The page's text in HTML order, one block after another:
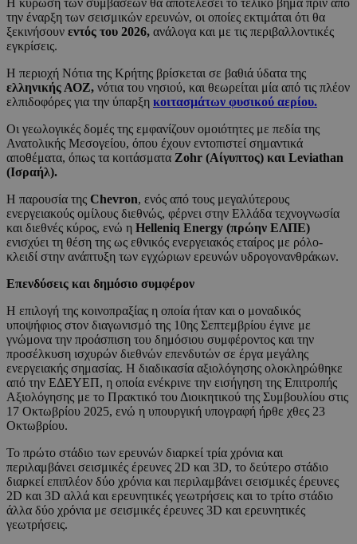
Η κύρωση των συμβάσεων θα αποτελέσει το τελικό βήμα πριν από
την έναρξη των σεισμικών ερευνών, οι οποίες εκτιμάται ότι θα
ξεκινήσουν εντός του 2026, ανάλογα και με τις περιβαλλοντικές
εγκρίσεις.
Η περιοχή Νότια της Κρήτης βρίσκεται σε βαθιά ύδατα της
ελληνικής ΑΟΖ, νότια του νησιού, και θεωρείται μία από τις πλέον
ελπιδοφόρες για την ύπαρξη κοιτασμάτων φυσικού αερίου.
Οι γεωλογικές δομές της εμφανίζουν ομοιότητες με πεδία της
Ανατολικής Μεσογείου, όπου έχουν εντοπιστεί σημαντικά
αποθέματα, όπως τα κοιτάσματα Zohr (Αίγυπτος) και Leviathan
(Ισραήλ).
Η παρουσία της Chevron, ενός από τους μεγαλύτερους
ενεργειακούς ομίλους διεθνώς, φέρνει στην Ελλάδα τεχνογνωσία
και διεθνές κύρος, ενώ η Helleniq Energy (πρώην ΕΛΠΕ)
ενισχύει τη θέση της ως εθνικός ενεργειακός εταίρος με ρόλο-
κλειδί στην ανάπτυξη των εγχώριων ερευνών υδρογονανθράκων.
Επενδύσεις και δημόσιο συμφέρον
Η επιλογή της κοινοπραξίας η οποία ήταν και ο μοναδικός
υποψήφιος στον διαγωνισμό της 10ης Σεπτεμβρίου έγινε με
γνώμονα την προάσπιση του δημόσιου συμφέροντος και την
προσέλκυση ισχυρών διεθνών επενδυτών σε έργα μεγάλης
ενεργειακής σημασίας. Η διαδικασία αξιολόγησης ολοκληρώθηκε
από την ΕΔΕΥΕΠ, η οποία ενέκρινε την εισήγηση της Επιτροπής
Αξιολόγησης με το Πρακτικό του Διοικητικού της Συμβουλίου στις
17 Οκτωβρίου 2025, ενώ η υπουργική υπογραφή ήρθε χθες 23
Οκτωβρίου.
Το πρώτο στάδιο των ερευνών διαρκεί τρία χρόνια και
περιλαμβάνει σεισμικές έρευνες 2D και 3D, το δεύτερο στάδιο
διαρκεί επιπλέον δύο χρόνια και περιλαμβάνει σεισμικές έρευνες
2D και 3D αλλά και ερευνητικές γεωτρήσεις και το τρίτο στάδιο
άλλα δύο χρόνια με σεισμικές έρευνες 3D και ερευνητικές
γεωτρήσεις.